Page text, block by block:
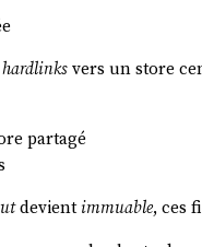
hardlinksvers un store
partagé
devientimmuable, ces